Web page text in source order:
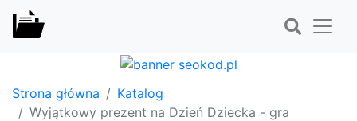
Strona główna
Katalog
Wyjątkowy prezent na Dzień Dziecka - gra